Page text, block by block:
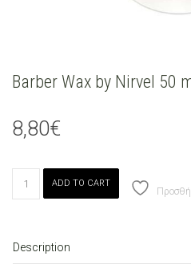
Barber Wax by Nirvel 50
8,80€
Wax
ml
ADD TO CART
Description